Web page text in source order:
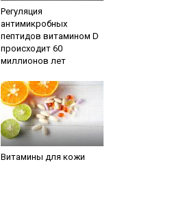
Регуляция
антимикробных
пептидов витамином D
происходит 60
миллионов лет
Витамины для кожи